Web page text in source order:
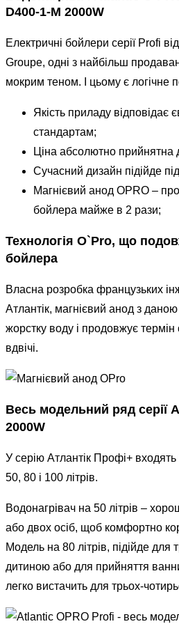
кількість
D400-1-M 2000W
Електричні бойлери серії Profi
Groupe, одні з найбільш
мокрим теном. І цьому є логічне
Якість приладу відповідає
стандартам;
Ціна абсолютно прийнятна
Сучасний дизайн підійде
Магнієвий анод OPRO –
бойлера майже в 2 рази;
Технологія O`Pro, що
бойлера
Власна розробка французьких
Атлантік, магнієвий анод з
жорстку воду і продовжує
вдвічі.
Весь модельний ряд серії
2000W
У серію Атлантік Профі+
50, 80 і 100 літрів.
Водонагрівач на 50 літрів –
або двох осіб, щоб комфортно
Модель на 80 літрів, підійде для
дитиною або для прийняття
легко вистачить для трьох-